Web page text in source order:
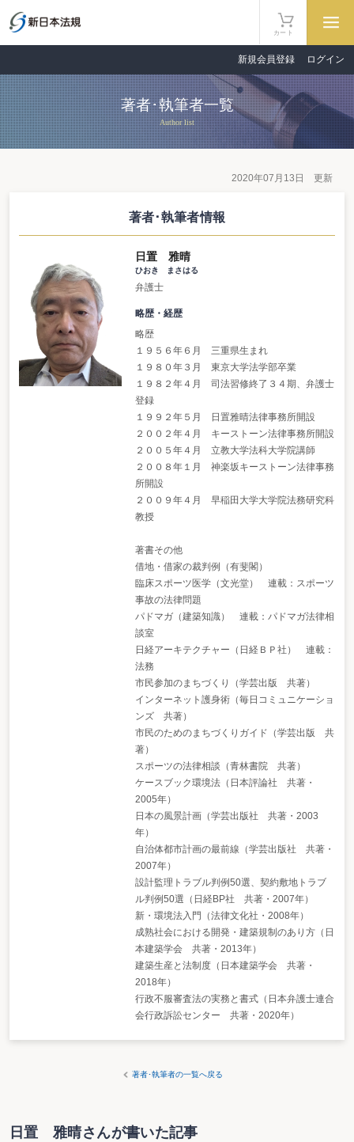
カート
新規会員登録 ログイン
著者･執筆者一覧
Author list
2020年07月13日 更新
著者･執筆者情報
日置 雅晴
ひおき まさはる
弁護士
略歴・経歴
略歴
１９５６年６月 三重県生まれ
１９８０年３月 東京大学法学部卒業
１９８２年４月 司法習修終了３４期、弁護士
登録
１９９２年５月 日置雅晴法律事務所開設
２００２年４月 キーストーン法律事務所開設
２００５年４月 立教大学法科大学院講師
２００８年１月 神楽坂キーストーン法律事務
所開設
２００９年４月 早稲田大学大学院法務研究科
教授
著書その他
借地・借家の裁判例（有斐閣）
臨床スポーツ医学（文光堂） 連載：スポーツ
事故の法律問題
パドマガ（建築知識） 連載：パドマガ法律相
談室
日経アーキテクチャー（日経ＢＰ社） 連載：
法務
市民参加のまちづくり（学芸出版 共著）
インターネット護身術（毎日コミュニケーショ
ンズ 共著）
市民のためのまちづくりガイド（学芸出版 共
著）
スポーツの法律相談（青林書院 共著）
ケースブック環境法（日本評論社 共著・
2005年）
日本の風景計画（学芸出版社 共著・2003
年）
自治体都市計画の最前線（学芸出版社 共著・
2007年）
設計監理トラブル判例50選、契約敷地トラブ
ル判例50選（日経BP社 共著・2007年）
新・環境法入門（法律文化社・2008年）
成熟社会における開発・建築規制のあり方（日
本建築学会 共著・2013年）
建築生産と法制度（日本建築学会 共著・
2018年）
行政不服審査法の実務と書式（日本弁護士連合
会行政訴訟センター 共著・2020年）
著者･執筆者の一覧へ戻る
日置 雅晴さんが書いた記事